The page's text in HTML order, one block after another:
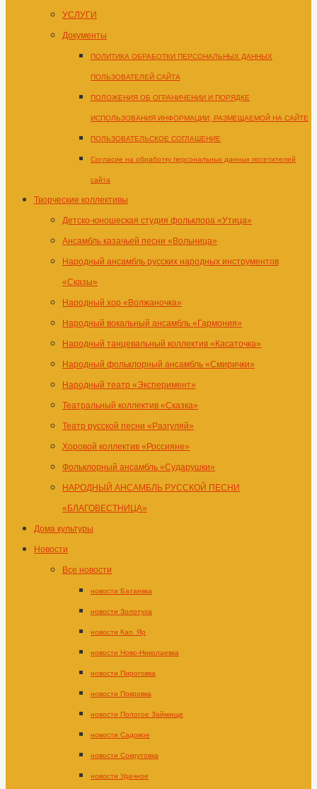
УСЛУГИ
Документы
ПОЛИТИКА ОБРАБОТКИ ПЕРСОНАЛЬНЫХ ДАННЫХ
ПОЛЬЗОВАТЕЛЕЙ САЙТА
ПОЛОЖЕНИЯ ОБ ОГРАНИЧЕНИИ И ПОРЯДКЕ
ИСПОЛЬЗОВАНИЯ ИНФОРМАЦИИ, РАЗМЕЩАЕМОЙ НА САЙТЕ
ПОЛЬЗОВАТЕЛЬСКОЕ СОГЛАШЕНИЕ
Согласие на обработку персональных данных посетителей
сайта
Творческие коллективы
Детско-юношеская студия фольклора «Утица»
Ансамбль казачьей песни «Вольница»
Народный ансамбль русских народных инструментов
«Сказы»
Народный хор «Волжаночка»
Народный вокальный ансамбль «Гармония»
Народный танцевальный коллектив «Касаточка»
Народный фольклорный ансамбль «Смирички»
Народный театр «Эксперимент»
Театральный коллектив «Сказка»
Театр русской песни «Разгуляй»
Хоровой коллектив «Россияне»
Фольклорный ансамбль «Сударушки»
НАРОДНЫЙ АНСАМБЛЬ РУССКОЙ ПЕСНИ
«БЛАГОВЕСТНИЦА»
Дома культуры
Новости
Все новости
новости Батаевка
новости Золотуха
новости Кап. Яр
новости Ново-Николаевка
новости Пироговка
новости Покровка
новости Пологое Займище
новости Садовое
новости Сокрутовка
новости Удачное